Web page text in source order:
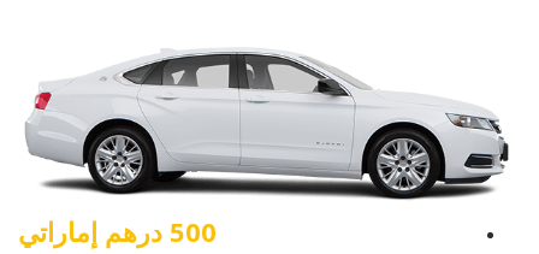
500 درهم إماراتي